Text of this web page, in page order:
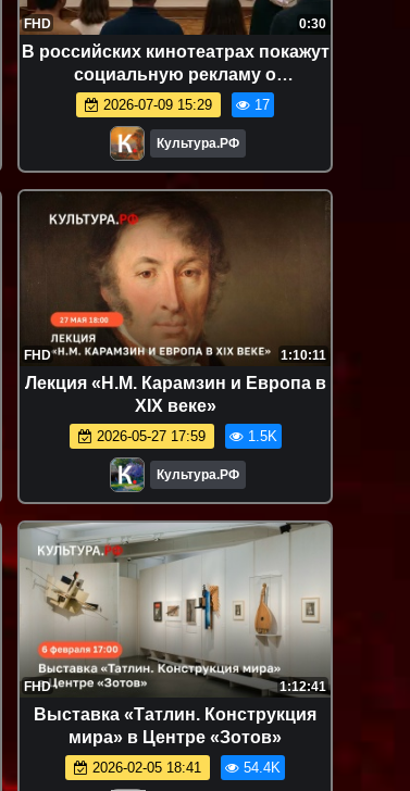
FHD 0:30
В российских кинотеатрах покажут
социальную рекламу о
безопасности дорожного
движения
2026-07-09 15:29 17
Культура.РФ
FHD 1:10:11
Лекция «Н.М. Карамзин и Европа в
XIX веке»
2026-05-27 17:59 1.5K
Культура.РФ
FHD 1:12:41
Выставка «Татлин. Конструкция
мира» в Центре «Зотов»
2026-02-05 18:41 54.4K